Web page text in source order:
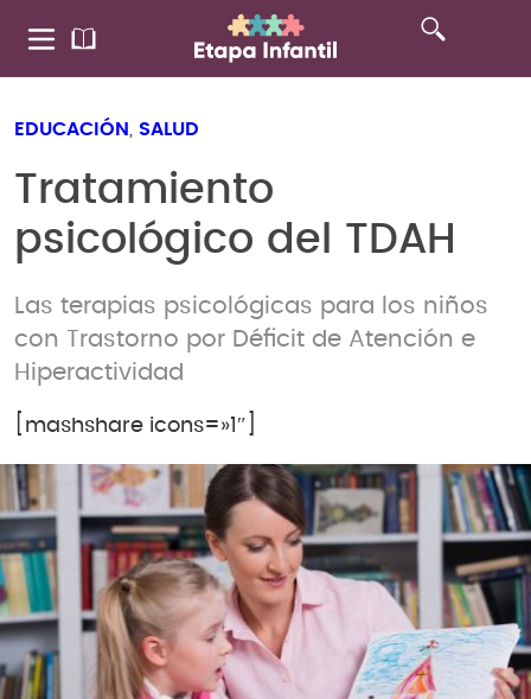
EDUCACIÓN SALUD
Tratamiento
psicológico del TDAH
Las terapias psicológicas para los niños
con Trastorno por Déficit de Atención e
Hiperactividad
[mashshare icons=»1″]